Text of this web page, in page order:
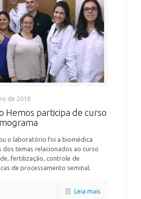
de 2016
Hemos participa de curso
o laboratório foi a biomédica
dos temas relacionados ao curso
fertilização, controle de
de processamento seminal.
Leia mais